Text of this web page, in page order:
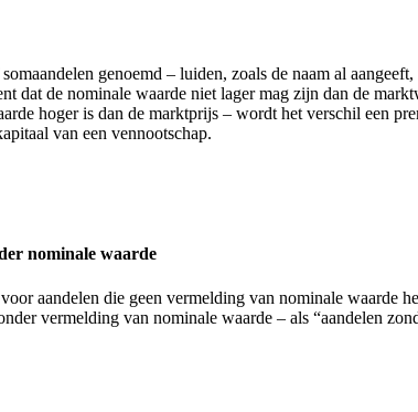
genoemd – luiden, zoals de naam al
dat de nominale waarde niet lager mag zijn dan de
hoger is dan de marktprijs – wordt het verschil een
van een vennootschap.
nominale waarde
aandelen die geen vermelding van nominale waarde
vermelding van nominale waarde – als “aandelen